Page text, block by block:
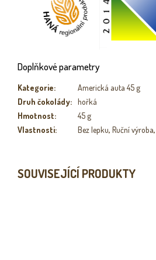
SOUVISEJÍCÍ PRODUKTY
Doplňkové parametry
Kategorie:
Americká auta 45 g
Druh čokolády: hořká
Hmotnost:
45 g
Vlastnosti: Bez lepku, Ruční výroba,